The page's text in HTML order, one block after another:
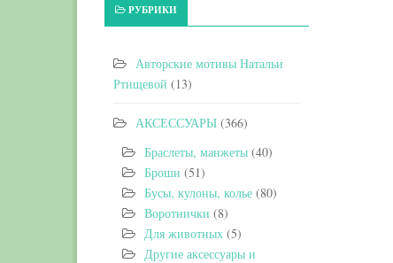
РУБРИКИ
Авторские мотивы Натальи
Ртищевой (13)
АКСЕССУАРЫ (366)
Браслеты, манжеты (40)
Броши (51)
Бусы, кулоны, колье (80)
Воротнички (8)
Для животных (5)
Другие аксессуары и